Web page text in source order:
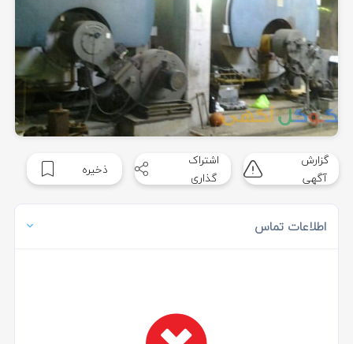
گزارش
آگهی
اشتراک
گذاری
ذخیره
اطلاعات تماس